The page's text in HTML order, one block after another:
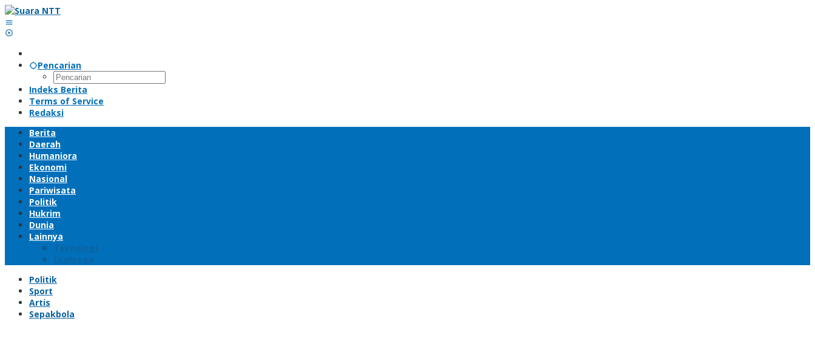
Lewati
ke
konten
Pencarian
Indeks Berita
Terms of Service
Redaksi
Berita
Daerah
Humaniora
Ekonomi
Nasional
Pariwisata
Politik
Hukrim
Dunia
Lainnya
Teknologi
Olahraga
Politik
Sport
Artis
Sepakbola